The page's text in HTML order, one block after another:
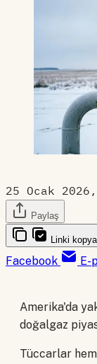
25 Ocak
Paylaş
Linki
Facebook
E-
Amerika'da
doğalgaz
Tüccarlar hem